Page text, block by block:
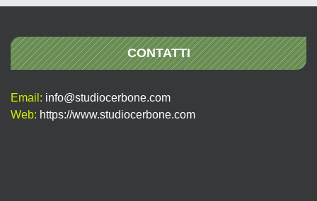
CONTATTI
Email: info@studiocerbone.com
Web: https://www.studiocerbone.com